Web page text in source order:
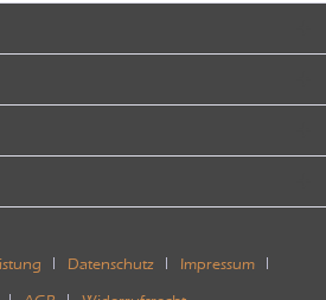
Datenschutz Impressum